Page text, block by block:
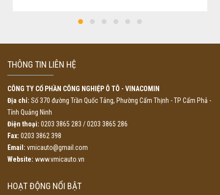
THÔNG TIN LIÊN HỆ
CÔNG TY CỔ PHẦN CÔNG NGHIỆP Ô TÔ - VINACOMIN
Địa chỉ: Số 370 đường Trần Quốc Tảng, Phường Cẩm Thịnh - TP Cẩm Phả -
Tỉnh Quảng Ninh
Điện thoại: 0203 3865 283 / 0203 3865 286
Fax: 0203 3862 398
Email: vmicauto@gmail.com
Website: www.vmicauto.vn
HOẠT ĐỘNG NỔI BẬT